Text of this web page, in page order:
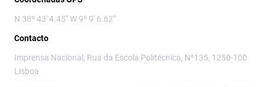
N 38º 43' 4.45" W 9º 9' 6.62"
Contacto
Imprensa Nacional, Rua da Escola Politécnica, Nº135, 1250-100
Lisboa